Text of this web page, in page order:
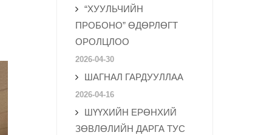
“ХУУЛЬЧИЙН
ПРОБОНО” ӨДӨРЛӨГТ
ОРОЛЦЛОО
2026-04-30
ШАГНАЛ ГАРДУУЛЛАА
2026-04-16
ШҮҮХИЙН ЕРӨНХИЙ
ЗӨВЛӨЛИЙН ДАРГА ТУС